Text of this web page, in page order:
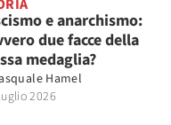
e anarchismo:
due facce della
medaglia?
Hamel
2026